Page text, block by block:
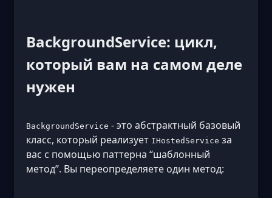
BackgroundService: цикл,
который вам на самом деле
нужен
BackgroundService - это абстрактный базовый
класс, который реализует IHostedService за
вас с помощью паттерна “шаблонный
метод”. Вы переопределяете один метод: